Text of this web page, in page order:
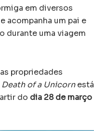
em diversos
acompanha um pai e
durante uma viagem
propriedades
Death of a Unicornestá
do dia 28 de março